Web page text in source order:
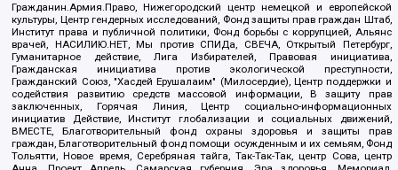
Гражданин.Армия.Право, Нижегородский центр немецкой и европейской
культуры, Центр гендерных исследований, Фонд защиты прав граждан Штаб,
Институт права и публичной политики, Фонд борьбы с коррупцией, Альянс
врачей, НАСИЛИЮ.НЕТ, Мы против СПИДа, СВЕЧА, Открытый Петербург,
Гуманитарное действие, Лига Избирателей, Правовая инициатива,
Гражданская инициатива против экологической преступности,
Гражданский Союз, "Хасдей Ерушалаим" (Милосердие), Центр поддержки и
содействия развитию средств массовой информации, В защиту прав
заключенных, Горячая Линия, Центр социально-информационных
инициатив Действие, Институт глобализации и социальных движений,
ВМЕСТЕ, Благотворительный фонд охраны здоровья и защиты прав
граждан, Благотворительный фонд помощи осужденным и их семьям, Фонд
Тольятти, Новое время, Серебряная тайга, Так-Так-Так, центр Сова, центр